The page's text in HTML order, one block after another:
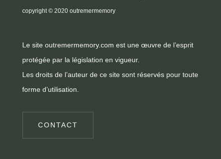
copyright© 2020 outremermemory
Le site outremermemory.com est une œuvre de l’esprit
protégée par la législation en vigueur.
Les droits de l’auteur de ce site sont réservés pour toute
forme d’utilisation.
CONTACT